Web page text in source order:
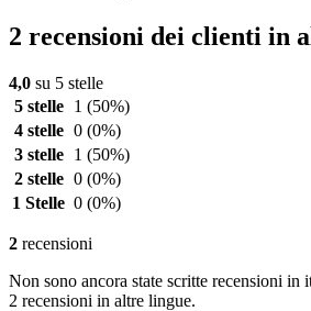
2 recensioni dei clienti in
4,0 su 5 stelle
5 stelle
1 (50%)
4 stelle 0 (0%)
3 stelle
1 (50%)
2 stelle 0 (0%)
1 Stelle 0 (0%)
2 recensioni
Non sono ancora state scritte recensioni in
2 recensioni in altre lingue.